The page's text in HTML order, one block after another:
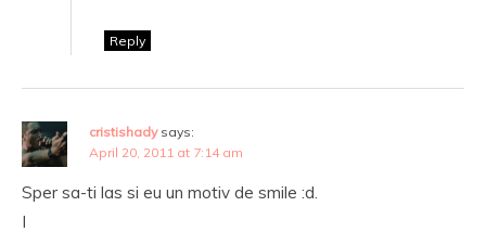
Reply
cristishady says:
April 20, 2011 at 7:14 am
Sper sa-ti las si eu un motiv de smile :d.
I